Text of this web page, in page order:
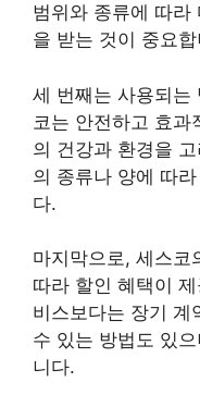
범위와 종류에 따라
을 받는 것이 중요
세 번째는 사용되는
코는 안전하고 효과
의 건강과 환경을
의 종류나 양에 따
다.
마지막으로, 세스코
따라 할인 혜택이
비스보다는 장기 계
수 있는 방법도 있
니다.